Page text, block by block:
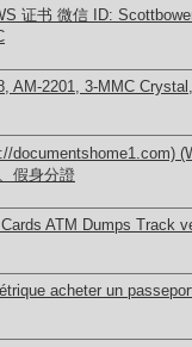
证书 微信 ID:
AM-2201, 3-MMC
documentshome1.com)
假身分證
ATM Dumps Track
acheter un